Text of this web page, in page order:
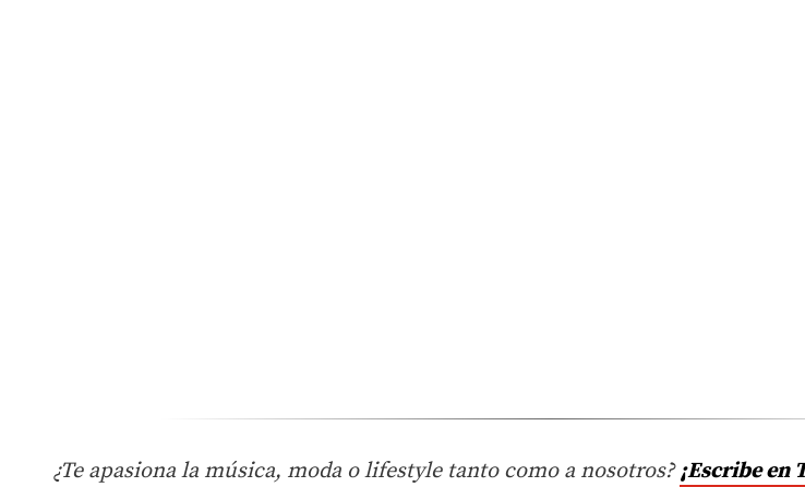
¿Te apasiona la música, moda o lifestyle tanto como a nosotros?¡Escribe en